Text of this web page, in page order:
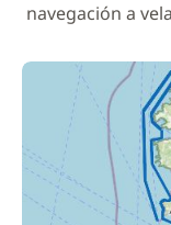
navegación a